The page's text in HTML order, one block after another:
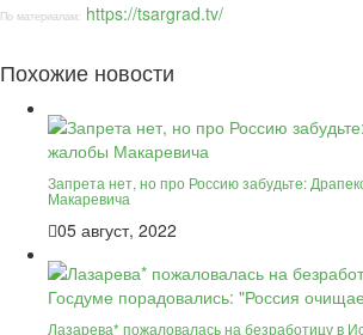
По материалам: https://tsargrad.tv/
Похожие новости
Запрета нет, но про Россию забудьте:
Макаревича
05 август, 2022
Лазарева* пожаловалась на безработицу в